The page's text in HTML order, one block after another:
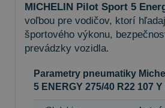
MICHELIN Pilot Sport 5
voľbou pre vodičov, ktorí
športového výkonu,
prevádzky vozidla.
Parametry pneumatiky
5 ENERGY 275/40 R22 107